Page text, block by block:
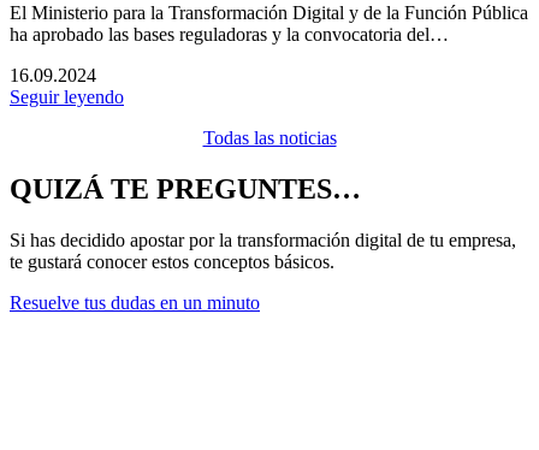
El Ministerio para la Transformación Digital y de la Función Pública
ha aprobado las bases reguladoras y la convocatoria del…
16.09.2024
Seguir leyendo
Todas las noticias
QUIZÁ TE PREGUNTES…
Si has decidido apostar por la transformación digital de tu empresa,
te gustará conocer estos conceptos básicos.
Resuelve tus dudas en un minuto